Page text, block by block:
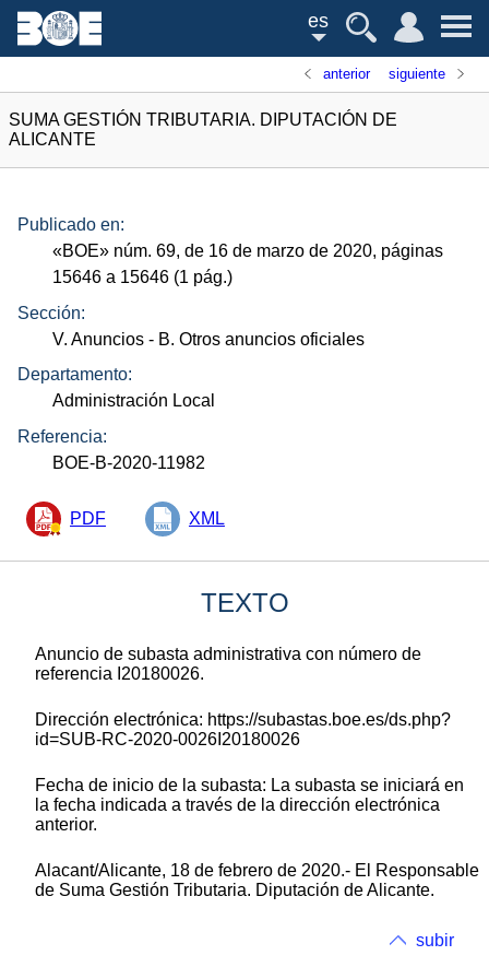
es
anterior siguiente
SUMA GESTIÓN TRIBUTARIA. DIPUTACIÓN DE
ALICANTE
Publicado en:
«BOE» núm. 69, de 16 de marzo de 2020, páginas
15646 a 15646 (1 pág.)
Sección:
V. Anuncios - B. Otros anuncios oficiales
Departamento:
Administración Local
Referencia:
BOE-B-2020-11982
PDF XML
TEXTO
Anuncio de subasta administrativa con número de
referencia I20180026.
Dirección electrónica: https://subastas.boe.es/ds.php?
id=SUB-RC-2020-0026I20180026
Fecha de inicio de la subasta: La subasta se iniciará en
la fecha indicada a través de la dirección electrónica
anterior.
Alacant/Alicante, 18 de febrero de 2020.- El Responsable
de Suma Gestión Tributaria. Diputación de Alicante.
subir